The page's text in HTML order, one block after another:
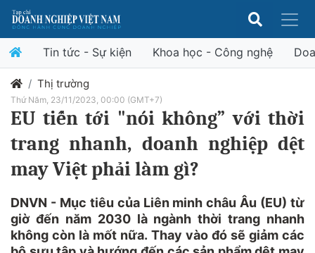
Tin tức - Sự kiện Khoa học - Công nghệ
Thị trường
Thứ Năm, 23/11/2023, 00:00 (GMT+7)
EU tiến tới "nói không” với thời
trang nhanh, doanh nghiệp dệt
may Việt phải làm gì?
DNVN - Mục tiêu của Liên minh châu Âu (EU) từ
giờ đến năm 2030 là ngành thời trang nhanh
không còn là mốt nữa. Thay vào đó sẽ giảm các